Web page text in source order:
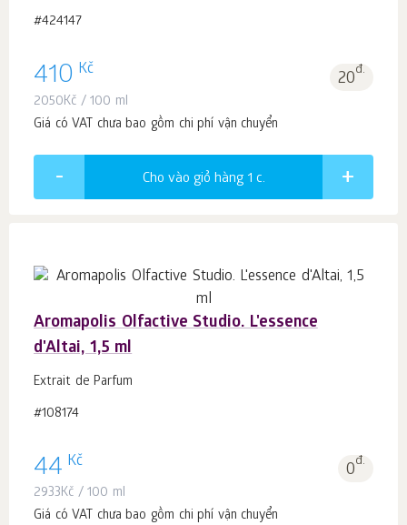
#424147
410 Kč 20đ.
2050Kč / 100 ml
Giá có VAT chưa bao gồm chi phí vận chuyển
Cho vào giỏ hàng 1 c.
Aromapolis Olfactive Studio. L'essence
d'Altai, 1,5 ml
Extrait de Parfum
#108174
44 Kč 0đ.
2933Kč / 100 ml
Giá có VAT chưa bao gồm chi phí vận chuyển